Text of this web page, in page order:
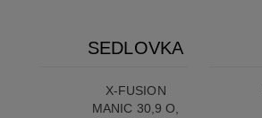
SEDLOVKA
X-FUSION
MANIC 30,9 O,